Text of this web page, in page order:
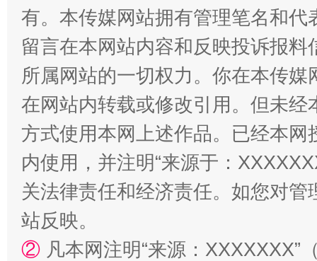
国家大学科技园优化重塑工作
有。本传媒网站拥有管理笔名和
留言在本网站内容和反映投诉报
所属网站的一切权力。你在本传
在网站内转载或修改引用。但未
方式使用本网上述作品。已经本
内使用，并注明“来源于：
关法律责任和经济责任。如您对
站反映。
② 凡本网注明“来源：